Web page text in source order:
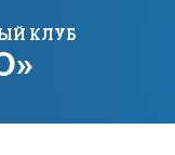
КЛУБ